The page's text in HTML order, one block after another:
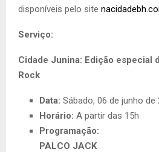
disponíveis pelo site
Serviço:
Cidade Junina: Edição especial
Rock
Data: Sábado, 06 de junho de
Horário: A partir das 15h
Programação:
PALCO JACK